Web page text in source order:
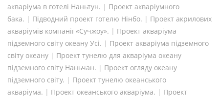
акваріума в готелі Наньтун. | Проект акваріумного
бака. | Підводний проект готелю Нінбо. | Проект акрилових
акваріумів компанії «Сучжоу». | Проект акваріума
підземного світу океану Усі. | Проект акваріума підземного
світу океану | Проект тунелю для акваріума океану
підземного світу Наньчан. | Проект огляду океану
підземного світу. | Проект тунелю океанського
акваріума. | Проект океанського акваріума. | Проект